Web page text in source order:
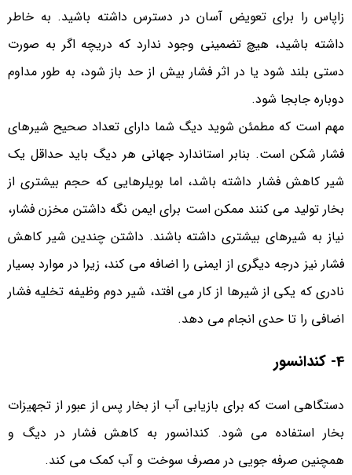
زاپاس را برای تعویض آسان در دسترس داشته باشید. به خاطر
داشته باشید، هیچ تضمینی وجود ندارد که دریچه اگر به صورت
دستی بلند شود یا در اثر فشار بیش از حد باز شود، به طور مداوم
دوباره جابجا شود.
مهم است که مطمئن شوید دیگ شما دارای تعداد صحیح شیرهای
فشار شکن است. بنابر استاندارد جهانی هر دیگ باید حداقل یک
شیر کاهش فشار داشته باشد، اما بویلرهایی که حجم بیشتری از
بخار تولید می کنند ممکن است برای ایمن نگه داشتن مخزن فشار،
نیاز به شیرهای بیشتری داشته باشند. داشتن چندین شیر کاهش
فشار نیز درجه دیگری از ایمنی را اضافه می کند، زیرا در موارد بسیار
نادری که یکی از شیرها از کار می افتد، شیر دوم وظیفه تخلیه فشار
اضافی را تا حدی انجام می دهد.
4- کندانسور
دستگاهی است که برای بازیابی آب از بخار پس از عبور از تجهیزات
بخار استفاده می شود. کندانسور به کاهش فشار در دیگ و
همچنین صرفه جویی در مصرف سوخت و آب کمک می کند.